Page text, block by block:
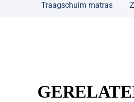
Traagschuim matras